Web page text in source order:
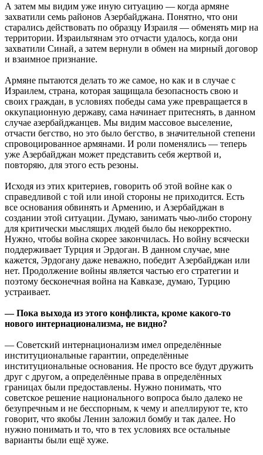
А затем мы видим уже иную ситуацию — когда армяне
захватили семь районов Азербайджана. Понятно, что они
старались действовать по образцу Израиля — обменять мир на
территории. Израильтянам это отчасти удалось, когда они
захватили Синай, а затем вернули в обмен на мирный договор
и взаимное признание.
Армяне пытаются делать то же самое, но как и в случае с
Израилем, страна, которая защищала безопасность свою и
своих граждан, в условиях победы сама уже превращается в
оккупационную державу, сама начинает притеснять, в данном
случае азербайджанцев. Мы видим массовое выселение,
отчасти бегство, но это было бегство, в значительной степени
спровоцированное армянами. И роли поменялись — теперь
уже Азербайджан может представить себя жертвой и,
повторяю, для этого есть резоны.
Исходя из этих критериев, говорить об этой войне как о
справедливой с той или иной стороны не приходится. Есть
все основания обвинять и Армению, и Азербайджан в
создании этой ситуации. Думаю, занимать чью-либо сторону
для критически мыслящих людей было бы некорректно.
Нужно, чтобы война скорее закончилась. Но войну всячески
поддерживает Турция и Эрдоган. В данном случае, мне
кажется, Эрдогану даже неважно, победит Азербайджан или
нет. Продолжение войны является частью его стратегии и
поэтому бесконечная война на Кавказе, думаю, Турцию
устраивает.
— Пока выхода из этого конфликта, кроме какого-то
нового интернационализма, не видно?
— Советский интернационализм имел определённые
институциональные гарантии, определённые
институциональные основания. Не просто все будут дружить
друг с другом, а определённые права в определённых
границах были предоставлены. Нужно понимать, что
советское решение национального вопроса было далеко не
безупречным и не бесспорным, к чему и апеллируют те, кто
говорит, что якобы Ленин заложил бомбу и так далее. Но
нужно понимать и то, что в тех условиях все остальные
варианты были ещё хуже.